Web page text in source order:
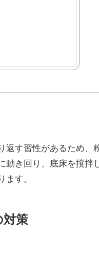
返す習性があるため、
動き回り、底床を撹拌
ます。
対策